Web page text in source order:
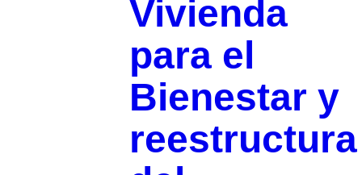
Vivienda
para el
Bienestar y
reestructura